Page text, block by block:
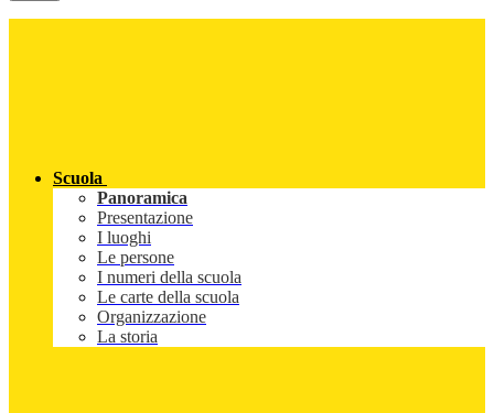
Scuola
Panoramica
Presentazione
I luoghi
Le persone
I numeri della scuola
Le carte della scuola
Organizzazione
La storia